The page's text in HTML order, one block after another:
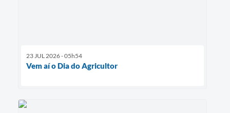
23 JUL 2026 - 05h54
Vem aí o Dia do Agricultor